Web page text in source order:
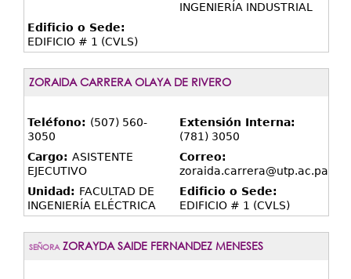
INGENIERÍA INDUSTRIAL
Edificio o Sede:
EDIFICIO # 1 (CVLS)
ZORAIDA CARRERA OLAYA DE RIVERO
Teléfono: (507) 560-
3050
Extensión Interna:
(781) 3050
Cargo: ASISTENTE
EJECUTIVO
Correo:
zoraida.carrera@utp.ac.pa
Unidad: FACULTAD DE
INGENIERÍA ELÉCTRICA
Edificio o Sede:
EDIFICIO # 1 (CVLS)
SEÑORA ZORAYDA SAIDE FERNANDEZ MENESES